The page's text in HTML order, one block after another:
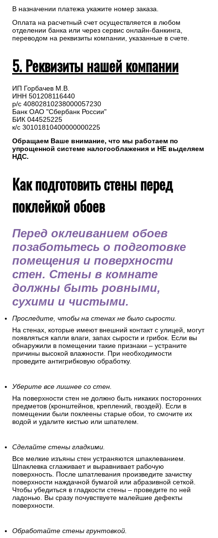
В назначении платежа укажите номер заказа.
Оплата на расчетный счет осуществляется в любом
отделении банка или через сервис онлайн-банкинга,
переводом на реквизиты компании, указанные в счете.
5. Реквизиты нашей компании
ИП Горбачев М.В.
ИНН 501208116440
р/с 40802810238000057230
Банк ОАО "Сбербанк России"
БИК 044525225
к/с 30101810400000000225
Обращаем Ваше внимание, что мы работаем по
упрощенной системе налогооблажения и НЕ выделяем
НДС.
Как подготовить стены перед
поклейкой обоев
Перед оклеиванием обоев
позаботьтесь о подготовке
помещения и поверхности
стен. Стены в комнате
должны быть ровными,
сухими и чистыми.
Проследите, чтобы на стенах не было сырости.
На стенах, которые имеют внешний контакт с улицей, могут
появляться капли влаги, запах сырости и грибок. Если вы
обнаружили в помещении такие признаки – устраните
причины высокой влажности. При необходимости
проведите антигрибковую обработку.
Уберите все лишнее со стен.
На поверхности стен не должно быть никаких посторонних
предметов (кронштейнов, креплений, гвоздей). Если в
помещении были поклеены старые обои, то смочите их
водой и удалите кистью или шпателем.
Сделайте стены гладкими.
Все мелкие изъяны стен устраняются шпаклеванием.
Шпаклевка сглаживает и выравнивает рабочую
поверхность. После шпатлевания произведите зачистку
поверхности наждачной бумагой или абразивной сеткой.
Чтобы убедиться в гладкости стены – проведите по ней
ладонью. Вы сразу почувствуете малейшие дефекты
поверхности.
Обработайте стены грунтовкой.